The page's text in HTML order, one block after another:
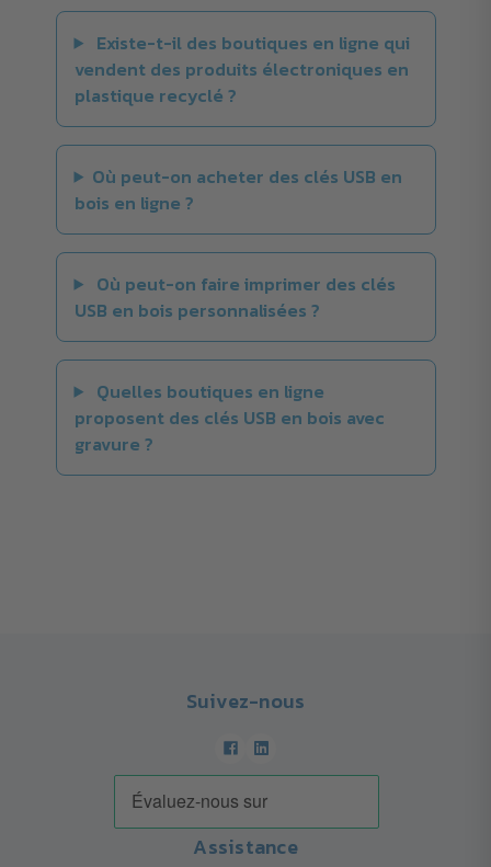
Existe-t-il des boutiques en ligne qui
vendent des produits électroniques en
plastique recyclé ?
Où peut-on acheter des clés USB en
bois en ligne ?
Où peut-on faire imprimer des clés
USB en bois personnalisées ?
Quelles boutiques en ligne
proposent des clés USB en bois avec
gravure ?
Suivez-nous
Assistance